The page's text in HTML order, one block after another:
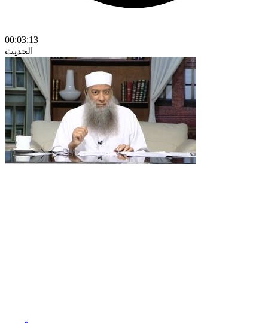
00:03:13
الحديث